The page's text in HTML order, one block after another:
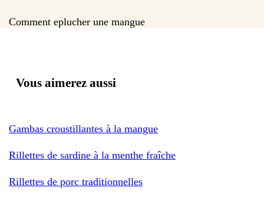
Comment eplucher une mangue
Vous aimerez aussi
Gambas croustillantes à la mangue
Rillettes de sardine à la menthe fraîche
Rillettes de porc traditionnelles